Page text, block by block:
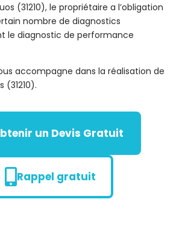
(31210), le propriétaire a l’obligation
nombre de diagnostics
le diagnostic de performance
accompagne dans la réalisation de
(31210).
un Devis Gratuit
Rappel gratuit